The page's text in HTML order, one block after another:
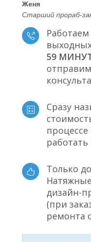
Женя
Старший прораб-
59
Сразу
работать
Только
дизайн-
(при
ремонта